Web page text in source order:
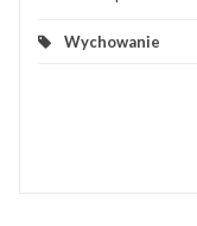
Wychowanie